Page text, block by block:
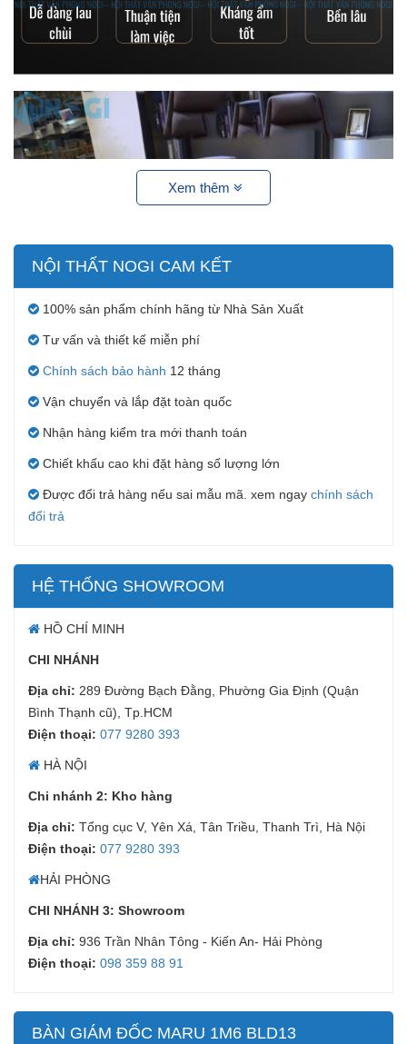
Xem thêm
NỘI THẤT NOGI CAM KẾT
100% sản phẩm chính hãng từ Nhà Sản Xuất
Tư vấn và thiết kế miễn phí
Chính sách bảo hành 12 tháng
Vận chuyển và lắp đặt toàn quốc
Nhận hàng kiểm tra mới thanh toán
Chiết khấu cao khi đặt hàng số lượng lớn
Được đổi trả hàng nếu sai mẫu mã. xem ngay chính sách
đổi trả
HỆ THỐNG SHOWROOM
HỒ CHÍ MINH
CHI NHÁNH
Địa chỉ: 289 Đường Bạch Đằng, Phường Gia Định (Quận
Bình Thạnh cũ), Tp.HCM
Điện thoại: 077 9280 393
HÀ NỘI
Chi nhánh 2: Kho hàng
Địa chỉ: Tổng cục V, Yên Xá, Tân Triều, Thanh Trì, Hà Nội
Điện thoại: 077 9280 393
HẢI PHÒNG
CHI NHÁNH 3: Showroom
Địa chỉ: 936 Trần Nhân Tông - Kiến An- Hải Phòng
Điện thoại: 098 359 88 91
BÀN GIÁM ĐỐC MARU 1M6 BLD13